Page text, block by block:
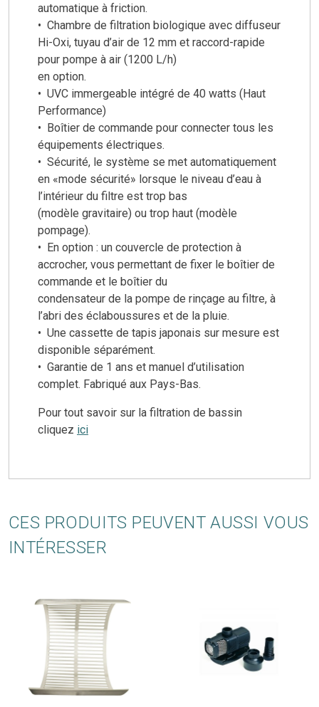
automatique à friction.
• Chambre de filtration biologique avec diffuseur
Hi-Oxi, tuyau d’air de 12 mm et raccord-rapide
pour pompe à air (1200 L/h)
en option.
• UVC immergeable intégré de 40 watts (Haut
Performance)
• Boîtier de commande pour connecter tous les
équipements électriques.
• Sécurité, le système se met automatiquement
en «mode sécurité» lorsque le niveau d’eau à
l’intérieur du filtre est trop bas
(modèle gravitaire) ou trop haut (modèle
pompage).
• En option : un couvercle de protection à
accrocher, vous permettant de fixer le boîtier de
commande et le boîtier du
condensateur de la pompe de rinçage au filtre, à
l’abri des éclaboussures et de la pluie.
• Une cassette de tapis japonais sur mesure est
disponible séparément.
• Garantie de 1 ans et manuel d’utilisation
complet. Fabriqué aux Pays-Bas.
Pour tout savoir sur la filtration de bassin
cliquez ici
CES PRODUITS PEUVENT AUSSI VOUS
INTÉRESSER